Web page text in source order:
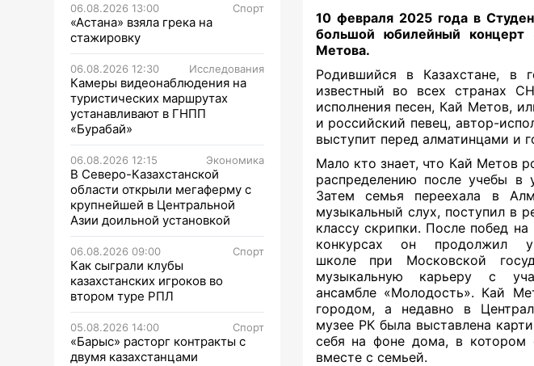
06.08.2026 13:00 Спорт
«Астана» взяла грека на
стажировку
06.08.2026 12:30 Исследования
Камеры видеонаблюдения на
туристических маршрутах
устанавливают в ГНПП
«Бурабай»
06.08.2026 12:15 Экономика
В Северо-Казахстанской
области открыли мегаферму с
крупнейшей в Центральной
Азии доильной установкой
06.08.2026 09:00 Спорт
Как сыграли клубы
казахстанских игроков во
втором туре РПЛ
05.08.2026 14:00 Спорт
«Барыс» расторг контракты с
двумя казахстанцами
10 февраля 2025 года в
большой юбилейный концерт
Метова.
Родившийся в Казахстане, в
известный во всех странах
исполнения песен, Кай Метов,
и российский певец, автор-
выступит перед алматинцами и
Мало кто знает, что Кай Метов
распределению после учебы в
Затем семья переехала в
музыкальный слух, поступил в
классу скрипки. После побед на
конкурсах он продолжил
школепри Московской
музыкальную карьеру с
ансамбле «Молодость». Кай
городом, а недавно в
музее РК была выставлена
себя на фоне дома, в
вместе с семьей.